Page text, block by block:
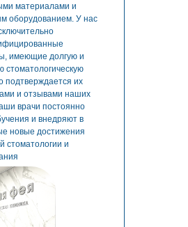
материалами и
оборудованием. У нас
имеющие долгую и
стоматологическую
подтверждается их
и отзывами наших
врачи постоянно
и внедряют в
новые достижения
стоматологии и